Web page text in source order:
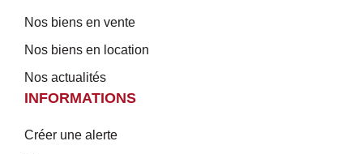
Nos biens en vente
Nos biens en location
Nos actualités
INFORMATIONS
Créer une alerte